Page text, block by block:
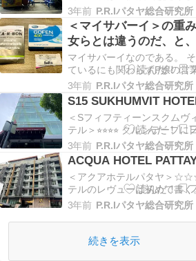
ずは本日夕方、揺るぎない決
ってマッサー…
が、立地、味、コスパなど総
が高いのはやはりこちらだろ
存じの方も多いと思われるが
しておく。オープエアでプラ
ック椅子というタイにはよく
タイルの食堂である。 店名
はイサーン料理を代表…
3年前 P.R.Iパタヤ総合研究所
＜マイサバーイ＞の重
女らとは違うのだ、と
ためて知る
マイサバーイなのである。
ているにも関わらずP嬢の営
ず、500THB欲しさに強引に
凸入。無理矢理一緒に寝た後
ファーにドンと座ったまま
の閲覧投稿に夢中。こちは一
く独りになりたいのに、結局
滞在した上でようやく彼女は
いく…
3年前 P.R.Iパタヤ総合研究所
S15 SUKHUMVIT
＜Sフィフティーンスクムヴ
テル＞⭐︎⭐︎⭐︎⭐︎ クルンテープに
ゲストが来る時に紹介するホ
いくつかあって、その中の一
の名の通りスクムヴィットロ
イ15の角に建ち、アソーク
級ホテルにおいてはかなり立
い。 少し古くなってしまった
3年前 P.R.Iパタヤ総合研究所
ACQUA HOTEL
＜アクアホテルパタヤ＞
テルのレヴューは初めて書く
ドー所有の為パタヤのホテル
で今後増やしていこうと思う
3年前 P.R.Iパタヤ総合研究所
続きを表示